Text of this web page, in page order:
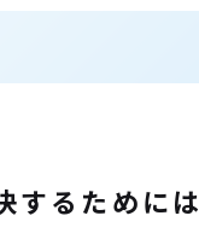
するためには